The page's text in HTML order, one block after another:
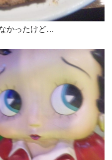
かったけど…